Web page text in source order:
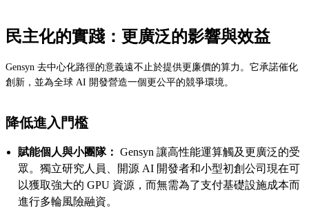
民主化的實踐：更廣泛的影響與效益
Gensyn 去中心化路徑的意義遠不止於提供更廉價的算力。它承諾催化
創新，並為全球 AI 開發營造一個更公平的競爭環境。
降低進入門檻
賦能個人與小團隊： Gensyn 讓高性能運算觸及更廣泛的受
眾。獨立研究人員、開源 AI 開發者和小型初創公司現在可
以獲取強大的 GPU 資源，而無需為了支付基礎設施成本而
進行多輪風險融資。